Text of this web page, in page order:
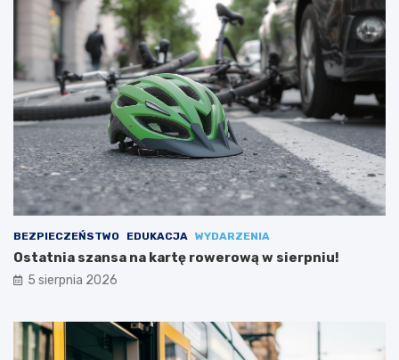
BEZPIECZEŃSTWO EDUKACJA WYDARZENIA
Ostatnia szansa na kartę rowerową w sierpniu!
5 sierpnia 2026